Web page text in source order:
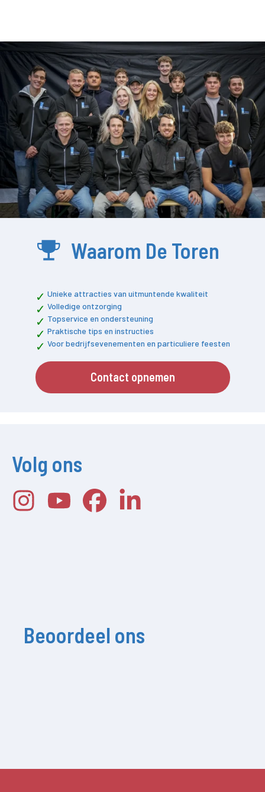
Waarom De Toren
Unieke attracties van uitmuntende kwaliteit
Volledige ontzorging
Topservice en ondersteuning
Praktische tips en instructies
Voor bedrijfsevenementen en particuliere feesten
Contact opnemen
Volg ons
Beoordeel ons